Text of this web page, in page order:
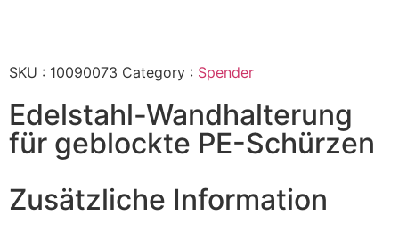
SKU : 10090073 Category : Spender
Edelstahl-Wandhalterung
für geblockte PE-Schürzen
Zusätzliche Information